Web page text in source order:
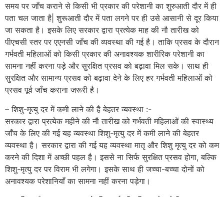
समय पर जाँच कराने से किसी भी प्रकार की परेशानी का शुरुआती दौर में ही
पता चल जाता है| शुरूआती दौर में पता लगने पर ही उसे आसानी से दूर किया
जा सकता है। इसके लिए सरकार द्वारा प्रत्येक माह की नौ तारीख को
पीएचसी स्तर पर एएनसी जाँच की व्यवस्था की गई है। ताकि प्रसव के दौरान
गर्भवती महिलाओं को किसी प्रकार की अनावश्यक शारीरिक परेशानी का
सामना नहीं करना पड़े और सुरक्षित प्रसव को बढ़ावा मिल सके। साथ ही
सुरक्षित और सामान्य प्रसव को बढ़ावा देने के लिए हर गर्भवती महिलाओं को
प्रसव पूर्व जाँच कराना जरूरी है।
– शिशु-मृत्यु दर में कमी लाने की है बेहतर व्यवस्था :-
सरकार द्वारा प्रत्येक महीने की नौ तारीख को गर्भवती महिलाओं की स्वास्थ्य
जाँच के लिए की गई यह व्यवस्था शिशु-मृत्यु दर में कमी लाने की बेहतर
व्यवस्था है। सरकार द्वारा की गई यह व्यवस्था मातृ और शिशु मृत्यु दर को कम
करने की दिशा में अच्छी पहल है। इससे ना सिर्फ सुरक्षित प्रसव होगा, बल्कि
शिशु-मृत्यु दर पर विराम भी लगेगा। इसके साथ ही जच्चा-बच्चा दोनों को
अनावश्यक परेशानियाँ का सामना नहीं करना पड़ेगा।